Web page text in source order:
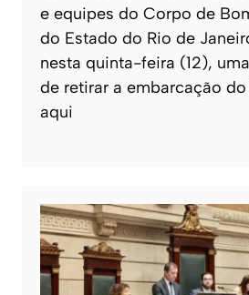
e equipes do Corpo de
do Estado do Rio de
nesta quinta-feira (12),
de retirar a embarcação do
aqui